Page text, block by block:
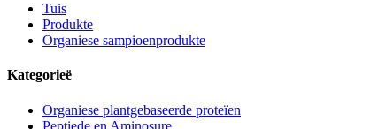
Tuis
Produkte
Organiese sampioenprodukte
Kategorieë
Organiese plantgebaseerde proteïen
Peptiede en Aminosure